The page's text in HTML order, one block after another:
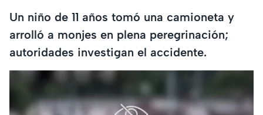
Un niño de 11 años tomó una camioneta y
arrolló a monjes en plena peregrinación;
autoridades investigan el accidente.